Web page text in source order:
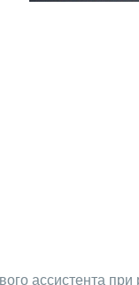
ассистента